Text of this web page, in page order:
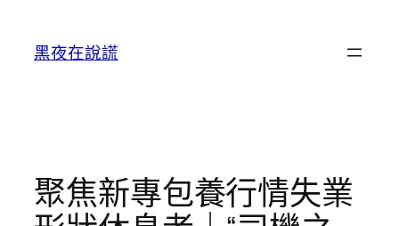
黑夜在說謊
聚焦新專包養行情失業